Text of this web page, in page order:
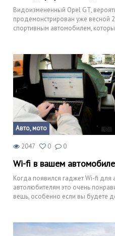
Видоизмененный Opel GT,
продемонстрирован уже весной
спортивным автомобилем,
Авто, мото
2047 0 0
Wi-fi в вашем автомобиле
Когда появился гаджет Wi-fi для
автолюбителям это очень
вещь, особенно если вы будете